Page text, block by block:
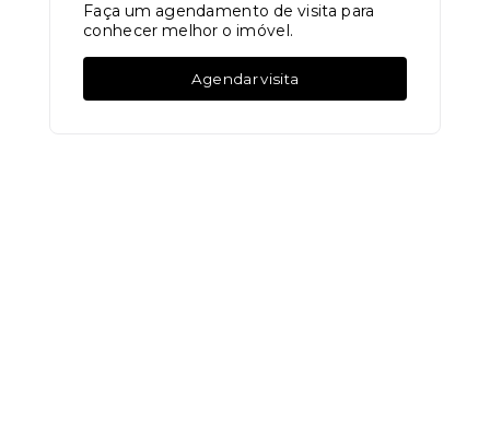
Faça um agendamento de visita para
conhecer melhor o imóvel.
Agendar visita